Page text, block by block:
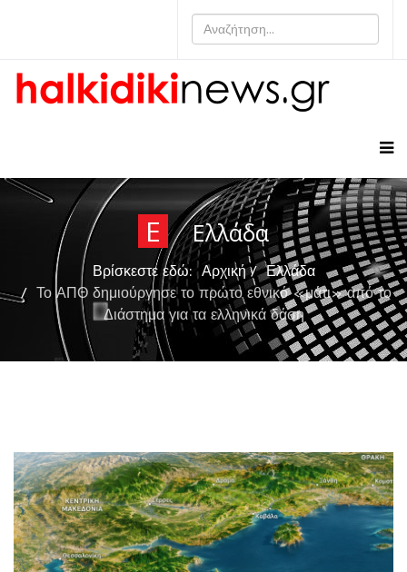
Ε Ελλάδα
Βρίσκεστε εδώ:Αρχική
Ελλάδα
Το ΑΠΘ δημιούργησε το πρώτο εθνικό «μάτι» από το
Διάστημα για τα ελληνικά δάση